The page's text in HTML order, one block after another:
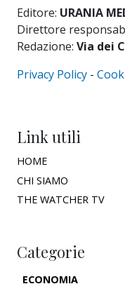
Editore: URANIA
Direttore
Redazione: Via dei
Privacy Policy -
Link utili
HOME
CHI SIAMO
THE WATCHER TV
Categorie
ECONOMIA